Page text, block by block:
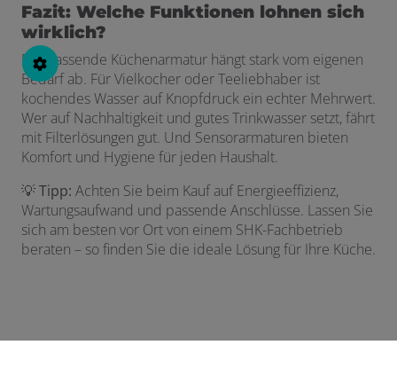
Fazit: Welche Funktionen lohnen sich
wirklich?
Die passende Küchenarmatur hängt stark vom eigenen
Bedarf ab. Für Vielkocher oder Teeliebhaber ist
kochendes Wasser auf Knopfdruck ein echter Mehrwert.
Wer auf Nachhaltigkeit und gutes Trinkwasser setzt, fährt
mit Filterlösungen gut. Und Sensorarmaturen bieten
Komfort und Hygiene für jeden Haushalt.
💡Tipp: Achten Sie beim Kauf auf Energieeffizienz,
Wartungsaufwand und passende Anschlüsse. Lassen Sie
sich am besten vor Ort von einem SHK-Fachbetrieb
beraten – so finden Sie die ideale Lösung für Ihre Küche.